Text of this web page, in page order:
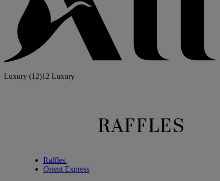
Luxury (12)12 Luxury
Raffles
Orient Express